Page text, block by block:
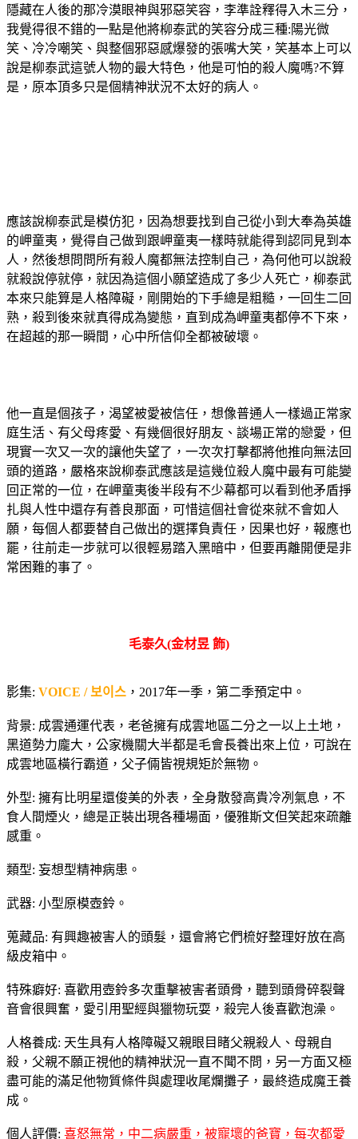
隱藏在人後的那冷漠眼神與邪惡笑容，李準詮釋得入木三分，
我覺得很不錯的一點是他將柳泰武的笑容分成三種:陽光微
笑、冷冷嘲笑、與整個邪惡感爆發的張嘴大笑，笑基本上可以
說是柳泰武這號人物的最大特色，他是可怕的殺人魔嗎?不算
是，原本頂多只是個精神狀況不太好的病人。
應該說柳泰武是模仿犯，因為想要找到自己從小到大奉為英雄
的岬童夷，覺得自己做到跟岬童夷一樣時就能得到認同見到本
人，然後想問問所有殺人魔都無法控制自己，為何他可以說殺
就殺說停就停，就因為這個小願望造成了多少人死亡，柳泰武
本來只能算是人格障礙，剛開始的下手總是粗糙，一回生二回
熟，殺到後來就真得成為變態，直到成為岬童夷都停不下來，
在超越的那一瞬間，心中所信仰全都被破壞。
他一直是個孩子，渴望被愛被信任，想像普通人一樣過正常家
庭生活、有父母疼愛、有幾個很好朋友、談場正常的戀愛，但
現實一次又一次的讓他失望了，一次次打擊都將他推向無法回
頭的道路，嚴格來說柳泰武應該是這幾位殺人魔中最有可能變
回正常的一位，在岬童夷後半段有不少幕都可以看到他矛盾掙
扎與人性中還存有善良那面，可惜這個社會從來就不會如人
願，每個人都要替自己做出的選擇負責任，因果也好，報應也
罷，往前走一步就可以很輕易踏入黑暗中，但要再離開便是非
常困難的事了。
毛泰久(金材昱 飾)
影集: VOICE / 보이스 ，2017年一季，第二季預定中。
背景: 成雲通運代表，老爸擁有成雲地區二分之一以上土地，
黑道勢力龐大，公家機關大半都是毛會長養出來上位，可說在
成雲地區橫行霸道，父子倆皆視規矩於無物。
外型: 擁有比明星還俊美的外表，全身散發高貴冷冽氣息，不
食人間煙火，總是正裝出現各種場面，優雅斯文但笑起來疏離
感重。
類型: 妄想型精神病患。
武器: 小型原模壺鈴。
蒐藏品: 有興趣被害人的頭髮，還會將它們梳好整理好放在高
級皮箱中。
特殊癖好: 喜歡用壺鈴多次重擊被害者頭骨，聽到頭骨碎裂聲
音會很興奮，愛引用聖經與獵物玩耍，殺完人後喜歡泡澡。
人格養成: 天生具有人格障礙又親眼目睹父親殺人、母親自
殺，父親不願正視他的精神狀況一直不聞不問，另一方面又極
盡可能的滿足他物質條件與處理收尾爛攤子，最終造成魔王養
成。
個人評價: 喜怒無常，中二病嚴重，被寵壞的爸寶，每次都愛